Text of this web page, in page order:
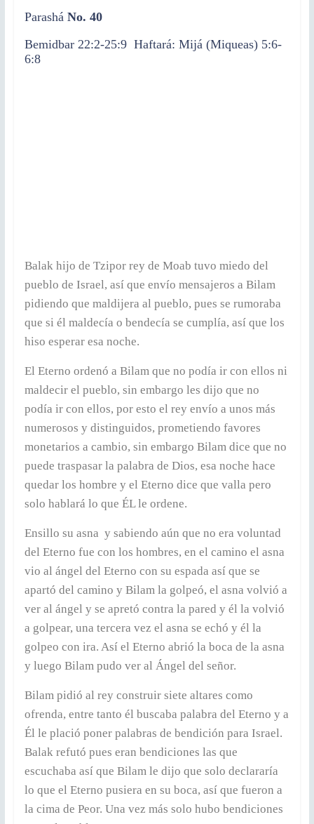
Parashá No. 40
Bemidbar 22:2-25:9 Haftará: Mijá (Miqueas) 5:6-
6:8
Balak hijo de Tzipor rey de Moab tuvo miedo del
pueblo de Israel, así que envío mensajeros a Bilam
pidiendo que maldijera al pueblo, pues se rumoraba
que si él maldecía o bendecía se cumplía, así que los
hiso esperar esa noche.
El Eterno ordenó a Bilam que no podía ir con ellos ni
maldecir el pueblo, sin embargo les dijo que no
podía ir con ellos, por esto el rey envío a unos más
numerosos y distinguidos, prometiendo favores
monetarios a cambio, sin embargo Bilam dice que no
puede traspasar la palabra de Dios, esa noche hace
quedar los hombre y el Eterno dice que valla pero
solo hablará lo que ÉL le ordene.
Ensillo su asna y sabiendo aún que no era voluntad
del Eterno fue con los hombres, en el camino el asna
vio al ángel del Eterno con su espada así que se
apartó del camino y Bilam la golpeó, el asna volvió a
ver al ángel y se apretó contra la pared y él la volvió
a golpear, una tercera vez el asna se echó y él la
golpeo con ira. Así el Eterno abrió la boca de la asna
y luego Bilam pudo ver al Ángel del señor.
Bilam pidió al rey construir siete altares como
ofrenda, entre tanto él buscaba palabra del Eterno y a
Él le plació poner palabras de bendición para Israel.
Balak refutó pues eran bendiciones las que
escuchaba así que Bilam le dijo que solo declararía
lo que el Eterno pusiera en su boca, así que fueron a
la cima de Peor. Una vez más solo hubo bendiciones